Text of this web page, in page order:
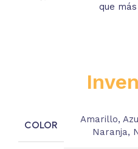
que
COLOR
Amarillo,
Naranja,